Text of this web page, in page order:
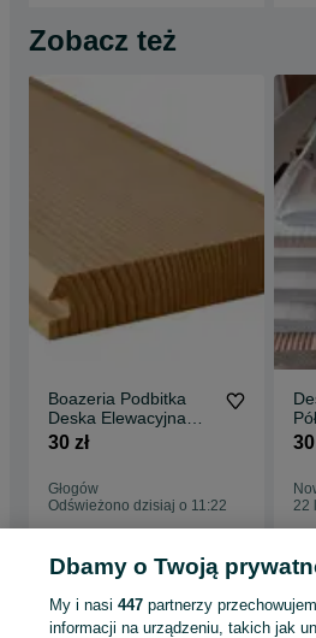
Zobacz też
Boazeria Podbitka
Deska Elewacyjna
PółBal
Głogów Wysyłka Cała
Polska
30 zł
Głogów
Odświeżono dzisiaj o 11:22
30
22
Nowa Sól
Dbamy o Twoją
My i nasi447 partnerzy
informacji na urządzeniu, takich jak